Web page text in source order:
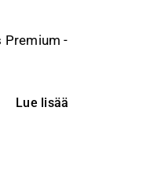
Premium -
Lue lisää